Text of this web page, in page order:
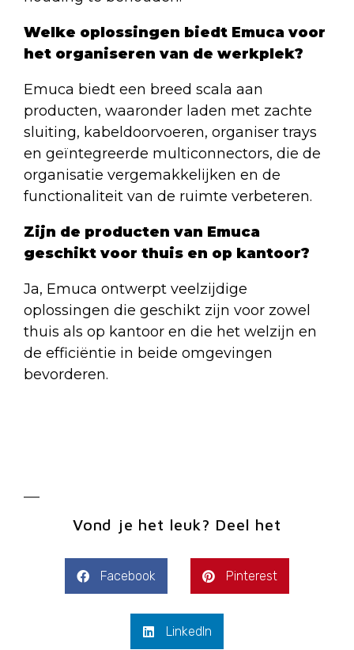
Welke oplossingen biedt Emuca voor
het organiseren van de werkplek?
Emuca biedt een breed scala aan
producten, waaronder laden met zachte
sluiting, kabeldoorvoeren, organiser trays
en geïntegreerde multiconnectors, die de
organisatie vergemakkelijken en de
functionaliteit van de ruimte verbeteren.
Zijn de producten van Emuca
geschikt voor thuis en op kantoor?
Ja, Emuca ontwerpt veelzijdige
oplossingen die geschikt zijn voor zowel
thuis als op kantoor en die het welzijn en
de efficiëntie in beide omgevingen
bevorderen.
Vond je het leuk? Deel het
Facebook Pinterest
LinkedIn